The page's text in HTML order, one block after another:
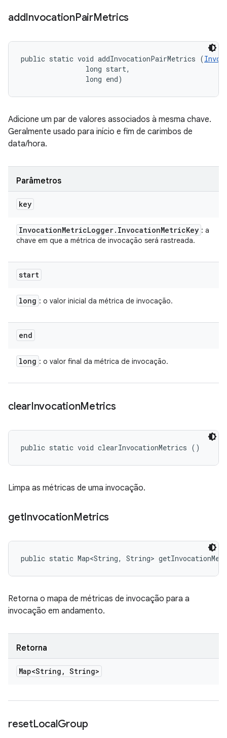
addInvocationPairMetrics
public static void addInvocationPairMetrics (
                long start,
                long end)
Adicione um par de valores associados à mesma chave.
Geralmente usado para início e fim de carimbos de
data/hora.
Parâmetros
key
InvocationMetricLogger. InvocationMetricKey : a
chave em que a métrica de invocação será rastreada.
start
long : o valor inicial da métrica de invocação.
end
long : o valor final da métrica de invocação.
clearInvocationMetrics
public static void clearInvocationMetrics ()
Limpa as métricas de uma invocação.
getInvocationMetrics
public static Map<String, String>
Retorna o mapa de métricas de invocação para a
invocação em andamento.
Retorna
Map<String , String>
resetLocalGroup